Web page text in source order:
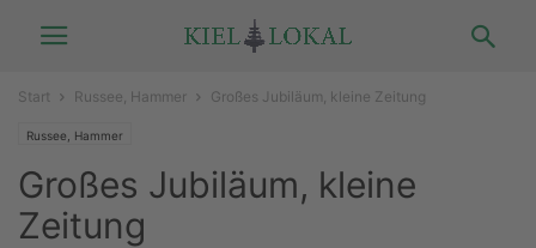
Start Russee, Hammer Großes Jubiläum, kleine Zeitung
Russee, Hammer
Großes Jubiläum, kleine
Zeitung